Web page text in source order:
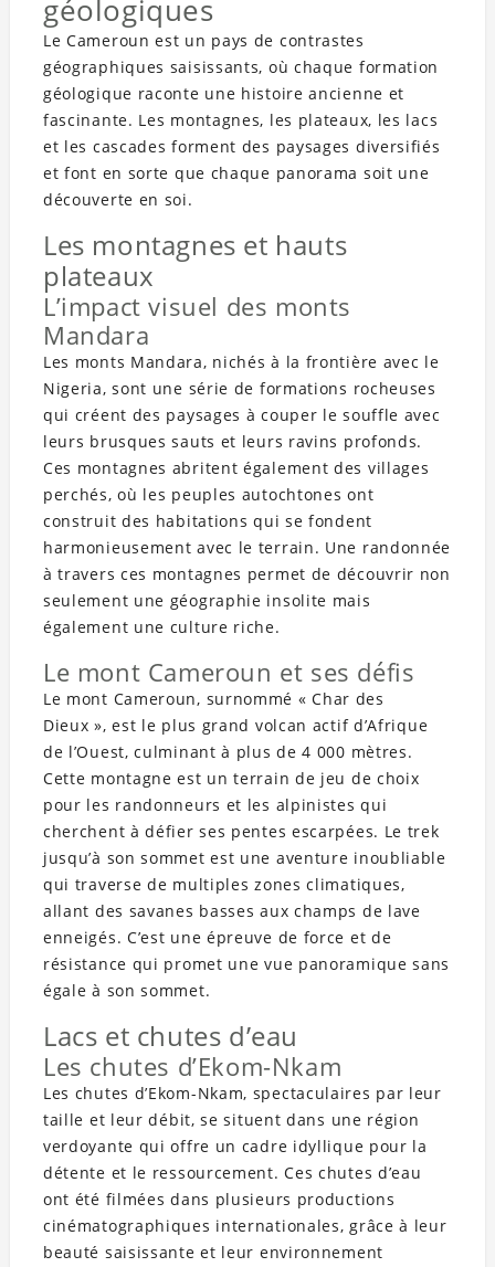
géologiques
Le Cameroun est un pays de contrastes
géographiques saisissants, où chaque formation
géologique raconte une histoire ancienne et
fascinante. Les montagnes, les plateaux, les lacs
et les cascades forment des paysages diversifiés
et font en sorte que chaque panorama soit une
découverte en soi.
Les montagnes et hauts
plateaux
L’impact visuel des monts
Mandara
Les monts Mandara, nichés à la frontière avec le
Nigeria, sont une série de formations rocheuses
qui créent des paysages à couper le souffle avec
leurs brusques sauts et leurs ravins profonds.
Ces montagnes abritent également des villages
perchés, où les peuples autochtones ont
construit des habitations qui se fondent
harmonieusement avec le terrain. Une randonnée
à travers ces montagnes permet de découvrir non
seulement une géographie insolite mais
également une culture riche.
Le mont Cameroun et ses défis
Le mont Cameroun, surnommé « Char des
Dieux », est le plus grand volcan actif d’Afrique
de l’Ouest, culminant à plus de 4 000 mètres.
Cette montagne est un terrain de jeu de choix
pour les randonneurs et les alpinistes qui
cherchent à défier ses pentes escarpées. Le trek
jusqu’à son sommet est une aventure inoubliable
qui traverse de multiples zones climatiques,
allant des savanes basses aux champs de lave
enneigés. C’est une épreuve de force et de
résistance qui promet une vue panoramique sans
égale à son sommet.
Lacs et chutes d’eau
Les chutes d’Ekom-Nkam
Les chutes d’Ekom-Nkam, spectaculaires par leur
taille et leur débit, se situent dans une région
verdoyante qui offre un cadre idyllique pour la
détente et le ressourcement. Ces chutes d’eau
ont été filmées dans plusieurs productions
cinématographiques internationales, grâce à leur
beauté saisissante et leur environnement